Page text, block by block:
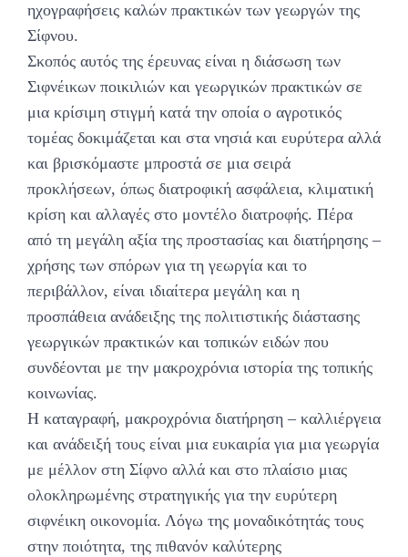
ηχογραφήσεις καλών πρακτικών των γεωργών της
Σίφνου.
Σκοπός αυτός της έρευνας είναι η διάσωση των
Σιφνέικων ποικιλιών και γεωργικών πρακτικών σε
μια κρίσιμη στιγμή κατά την οποία ο αγροτικός
τομέας δοκιμάζεται και στα νησιά και ευρύτερα αλλά
και βρισκόμαστε μπροστά σε μια σειρά
προκλήσεων, όπως διατροφική ασφάλεια, κλιματική
κρίση και αλλαγές στο μοντέλο διατροφής. Πέρα
από τη μεγάλη αξία της προστασίας και διατήρησης –
χρήσης των σπόρων για τη γεωργία και το
περιβάλλον, είναι ιδιαίτερα μεγάλη και η
προσπάθεια ανάδειξης της πολιτιστικής διάστασης
γεωργικών πρακτικών και τοπικών ειδών που
συνδέονται με την μακροχρόνια ιστορία της τοπικής
κοινωνίας.
Η καταγραφή, μακροχρόνια διατήρηση – καλλιέργεια
και ανάδειξή τους είναι μια ευκαιρία για μια γεωργία
με μέλλον στη Σίφνο αλλά και στο πλαίσιο μιας
ολοκληρωμένης στρατηγικής για την ευρύτερη
σιφνέικη οικονομία. Λόγω της μοναδικότητάς τους
στην ποιότητα, της πιθανόν καλύτερης